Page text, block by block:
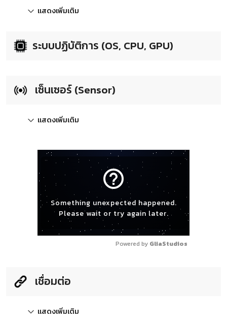
แสดงเพิ่มเติม
ระบบปฏิบัติการ (OS, CPU, GPU)
เซ็นเซอร์ (Sensor)
แสดงเพิ่มเติม
help_outline
Something unexpected happened.
Please wait or try again later.
Powered by GliaStudios
เชื่อมต่อ
แสดงเพิ่มเติม